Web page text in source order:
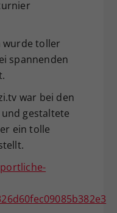
wurde toller
spannenden
war bei den
gestaltete
ein tolle
anderem eine
ID, für die
Ihrer
falls der
dies eingestellt